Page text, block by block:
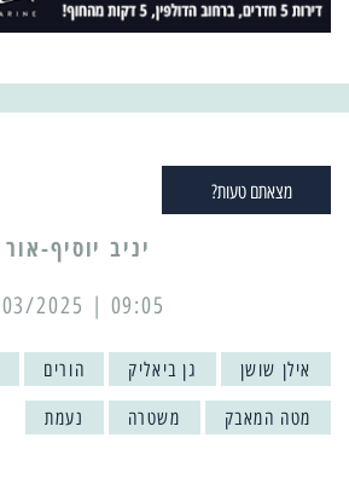
מצאתם טעות?
יניב יוסיף-אור
09:05 | 27/03/2025
אילן שושן גן ביאליק הורים
מטה המאבק משטרה נעמת